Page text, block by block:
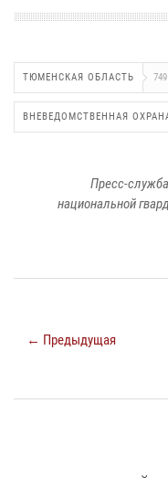
ТЮМЕНСКАЯ ОБЛАСТЬ 749
ВНЕВЕДОМСТВЕННАЯ
Пресс-
национальной
← Предыдущая